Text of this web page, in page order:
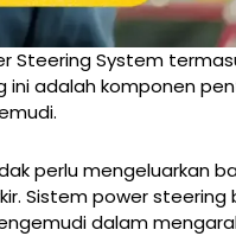
Steering System
ini adalah komponen
perlu mengeluarkan
Sistem power
dalam